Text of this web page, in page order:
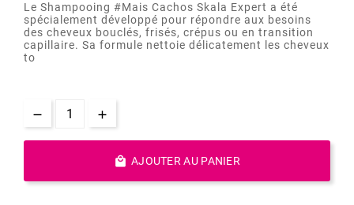
Le Shampooing #Mais Cachos Skala Expert a été
spécialement développé pour répondre aux besoins
des cheveux bouclés, frisés, crépus ou en transition
capillaire. Sa formule nettoie délicatement les cheveux
to
 AJOUTER AU PANIER